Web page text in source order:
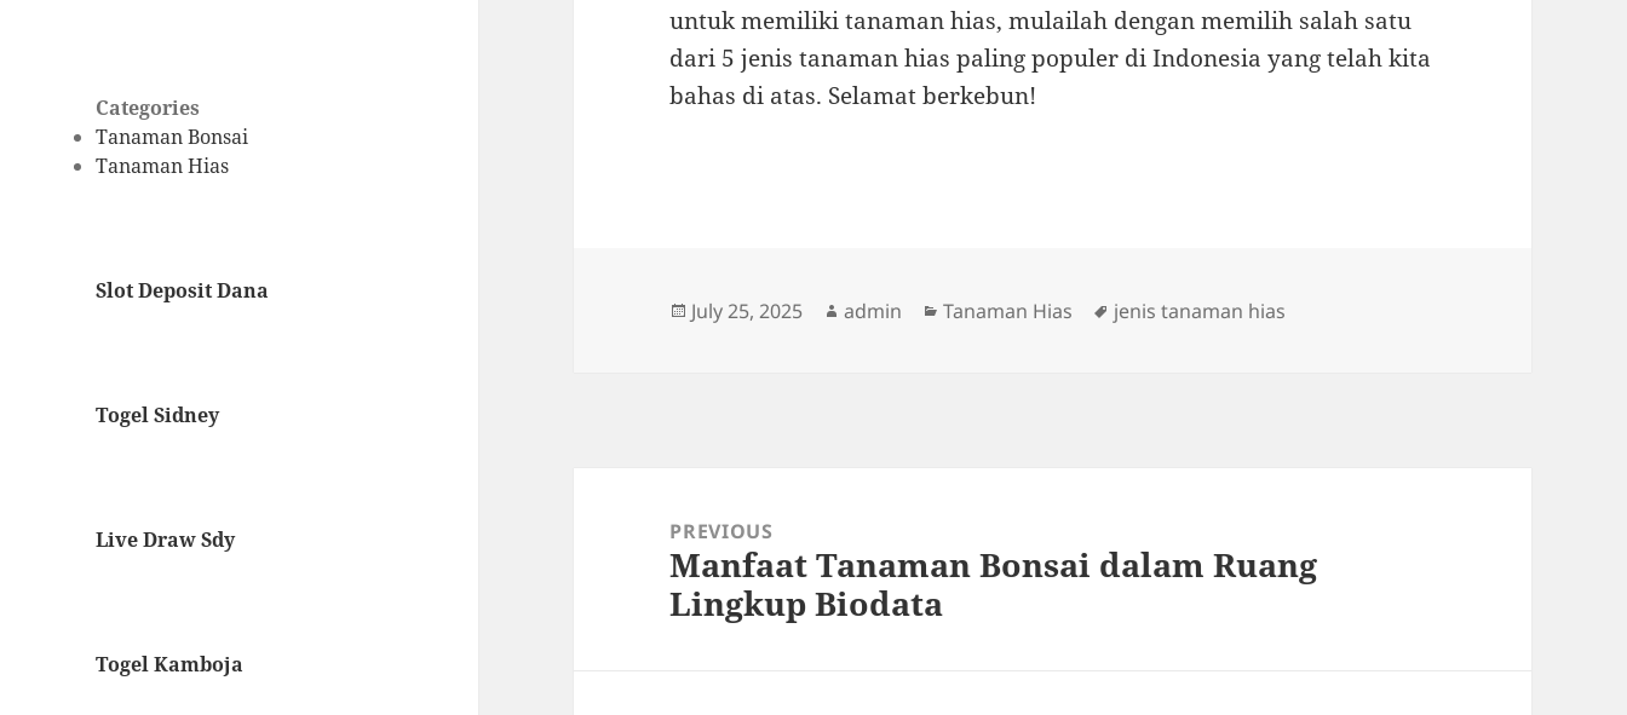
Categories
Tanaman Bonsai
Tanaman Hias
Slot Deposit Dana
Togel Sidney
Live Draw Sdy
Togel Kamboja
untuk memiliki tanaman hias, mulailah dengan memilih salah satu
dari 5 jenis tanaman hias paling populer di Indonesia yang telah kita
bahas di atas. Selamat berkebun!
Posted
July 25, 2025 Author
admin Categories
Tanaman Hias Tags
jenis tanaman hias
navigationPREVIOUS
Previous
post:
Manfaat Tanaman Bonsai dalam Ruang
Lingkup Biodata